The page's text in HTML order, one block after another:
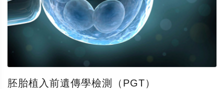
胚胎植入前遺傳學檢測（PGT）